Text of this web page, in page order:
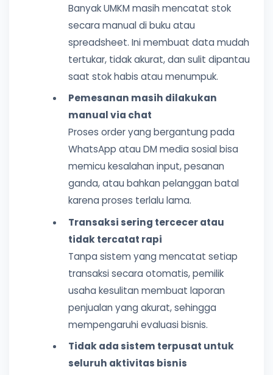
Banyak UMKM masih mencatat stok
secara manual di buku atau
spreadsheet. Ini membuat data mudah
tertukar, tidak akurat, dan sulit dipantau
saat stok habis atau menumpuk.
Pemesanan masih dilakukan
manual via chat
Proses order yang bergantung pada
WhatsApp atau DM media sosial bisa
memicu kesalahan input, pesanan
ganda, atau bahkan pelanggan batal
karena proses terlalu lama.
Transaksi sering tercecer atau
tidak tercatat rapi
Tanpa sistem yang mencatat setiap
transaksi secara otomatis, pemilik
usaha kesulitan membuat laporan
penjualan yang akurat, sehingga
mempengaruhi evaluasi bisnis.
Tidak ada sistem terpusat untuk
seluruh aktivitas bisnis